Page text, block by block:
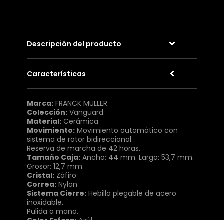
Descripción del producto
Características
Marca:FRANCK MULLER
Colección:Vanguard
Material:Cerámica
Movimiento:Movimiento automático con
sistema de rotor bidireccional.
Reserva de marcha de 42 horas.
Tamaño Caja:Ancho: 44 mm. Largo: 53,7 mm.
Grosor: 12,7 mm.
Cristal:Záfiro
Correa:Nylon
Sistema Cierre:Hebilla plegable de acero
inoxidable.
Pulida a mano.